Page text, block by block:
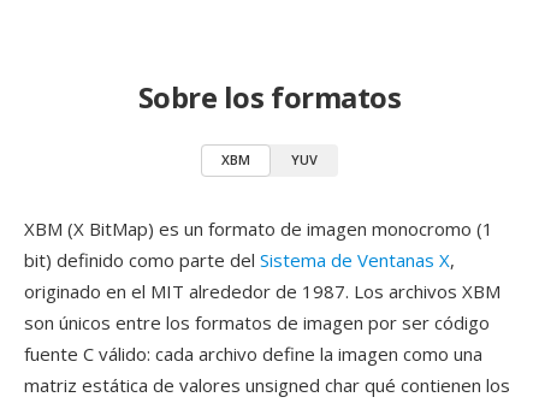
Sobre los formatos
XBM YUV
XBM (X BitMap) es un formato de imagen monocromo (1
bit) definido como parte del Sistema de Ventanas X,
originado en el MIT alrededor de 1987. Los archivos XBM
son únicos entre los formatos de imagen por ser código
fuente C válido: cada archivo define la imagen como una
matriz estática de valores unsigned char qué contienen los